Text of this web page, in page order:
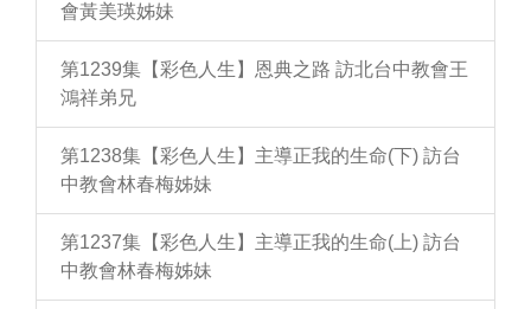
會黃美瑛姊妹
第1239集【彩色人生】恩典之路 訪北台中教會王
鴻祥弟兄
第1238集【彩色人生】主導正我的生命(下) 訪台
中教會林春梅姊妹
第1237集【彩色人生】主導正我的生命(上) 訪台
中教會林春梅姊妹